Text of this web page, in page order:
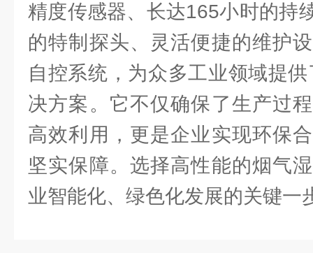
精度传感器、长达165小时的持
的特制探头、灵活便捷的维护
自控系统，为众多工业领域提
决方案。它不仅确保了生产过
高效利用，更是企业实现环保
坚实保障。选择高性能的烟气
业智能化、绿色化发展的关键一